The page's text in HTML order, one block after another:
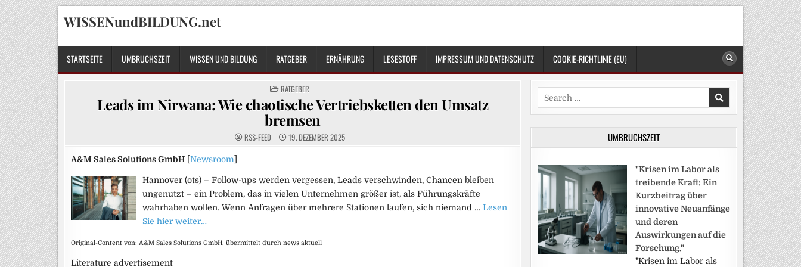
Skip
to
content
WISSENundBILDUNG.net
STARTSEITE UMBRUCHSZEIT WISSEN UND BILDUNG RATGEBER ERNÄHRUNG LESESTOFF IMPRESSUM UND DATENSCHUTZ COOKIE-RICHTLINIE (EU)
POSTED
IN
RATGEBER
Leads im Nirwana: Wie chaotische Vertriebsketten den Umsatz
bremsen
RSS-FEED 19. DEZEMBER 2025
A&M Sales Solutions GmbH Newsroom
Hannover (ots) – Follow-ups werden vergessen, Leads verschwinden, Chancen bleiben
ungenutzt – ein Problem, das in vielen Unternehmen größer ist, als Führungskräfte
wahrhaben wollen. Wenn Anfragen über mehrere Stationen laufen, sich niemand … Lesen
Sie hier weiter…
Original-Content von: A&M Sales Solutions GmbH, übermittelt durch news aktuell
Literature advertisement
Search
for:
UMBRUCHSZEIT
"Krisen im Labor als
treibende Kraft: Ein
Kurzbeitrag über
innovative Neuanfänge
und deren
Auswirkungen auf die
Forschung."
"Krisen im Labor als